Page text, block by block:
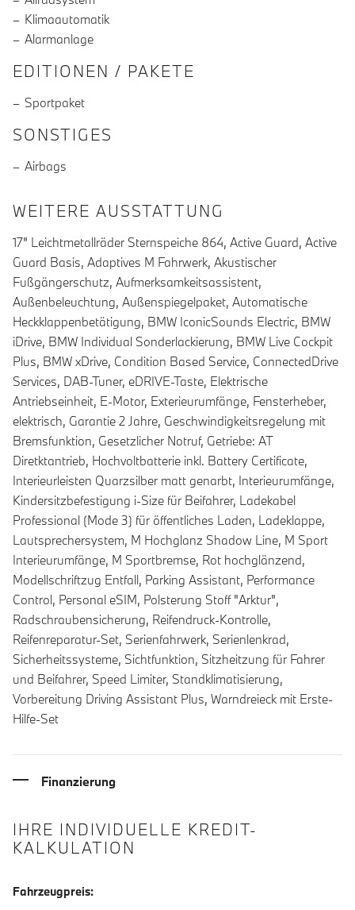
Klimaautomatik
Alarmanlage
EDITIONEN / PAKETE
Sportpaket
SONSTIGES
Airbags
WEITERE AUSSTATTUNG
17" Leichtmetallräder Sternspeiche 864, Active Guard, Active
Guard Basis, Adaptives M Fahrwerk, Akustischer
Fußgängerschutz, Aufmerksamkeitsassistent,
Außenbeleuchtung, Außenspiegelpaket, Automatische
Heckklappenbetätigung, BMW IconicSounds Electric, BMW
iDrive, BMW Individual Sonderlackierung, BMW Live Cockpit
Plus, BMW xDrive, Condition Based Service, ConnectedDrive
Services, DAB-Tuner, eDRIVE-Taste, Elektrische
Antriebseinheit, E-Motor, Exterieurumfänge, Fensterheber,
elektrisch, Garantie 2 Jahre, Geschwindigkeitsregelung mit
Bremsfunktion, Gesetzlicher Notruf, Getriebe: AT
Diretktantrieb, Hochvoltbatterie inkl. Battery Certificate,
Interieurleisten Quarzsilber matt genarbt, Interieurumfänge,
Kindersitzbefestigung i-Size für Beifahrer, Ladekabel
Professional (Mode 3) für öffentliches Laden, Ladeklappe,
Lautsprechersystem, M Hochglanz Shadow Line, M Sport
Interieurumfänge, M Sportbremse, Rot hochglänzend,
Modellschriftzug Entfall, Parking Assistant, Performance
Control, Personal eSIM, Polsterung Stoff "Arktur",
Radschraubensicherung, Reifendruck-Kontrolle,
Reifenreparatur-Set, Serienfahrwerk, Serienlenkrad,
Sicherheitssysteme, Sichtfunktion, Sitzheitzung für Fahrer
und Beifahrer, Speed Limiter, Standklimatisierung,
Vorbereitung Driving Assistant Plus, Warndreieck mit Erste-
Hilfe-Set
Finanzierung
IHRE INDIVIDUELLE KREDIT-
KALKULATION
Fahrzeugpreis: